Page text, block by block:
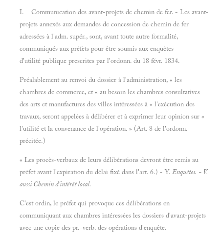
I. Communication des avant-projets de chemin de fer. - Les avant-
projets annexés aux demandes de concession de chemin de fer
adressées à l'adm. supér., sont, avant toute autre formalité,
communiqués aux préfets pour être soumis aux enquêtes
d'utilité publique prescrites par l'ordonn. du 18 févr. 1834.
Préalablement au renvoi du dossier à l'administration, « les
chambres de commerce, et « au besoin les chambres consultatives
des arts et manufactures des villes intéressées à « l'exécution des
travaux, seront appelées à délibérer et à exprimer leur opinion sur «
l'utilité et la convenance de l'opération. » (Art. 8 de l'ordonn.
précitée.)
« Les procès-verbaux de leurs délibérations devront être remis au
préfet avant l'expiration du délai fixé dans l'art. 6.) - Y. Enquêtes. - V.
aussi Chemin d'intérêt local.
C'est ordin, le préfet qui provoque ces délibérations en
communiquant aux chambres intéressées les dossiers d'avant-projets
avec une copie des pr.-verb. des opérations d'enquête.